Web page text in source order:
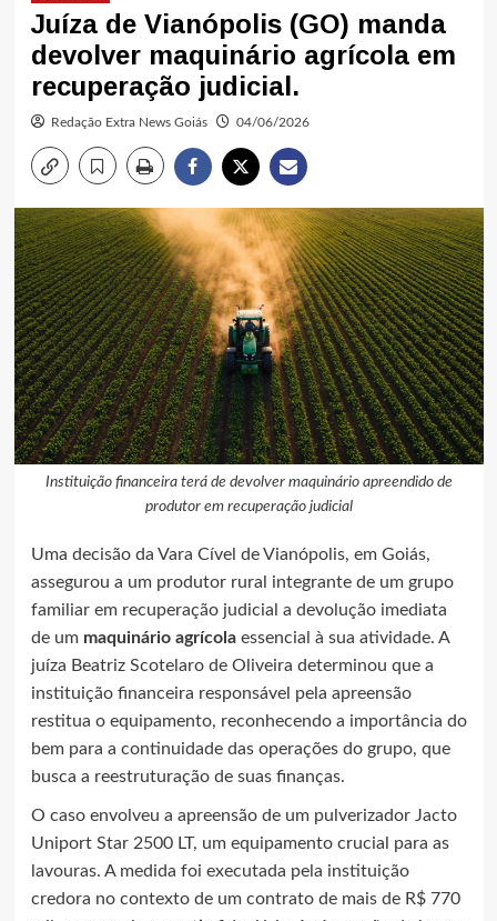
Juíza de Vianópolis (GO) manda
devolver maquinário agrícola em
recuperação judicial.
Redação Extra News Goiás 04/06/2026
Instituição financeira terá de devolver maquinário apreendido de
produtor em recuperação judicial
Uma decisão da Vara Cível de Vianópolis, em Goiás,
assegurou a um produtor rural integrante de um grupo
familiar em recuperação judicial a devolução imediata
de um maquinário agrícolaessencial à sua atividade. A
juíza Beatriz Scotelaro de Oliveira determinou que a
instituição financeira responsável pela apreensão
restitua o equipamento, reconhecendo a importância do
bem para a continuidade das operações do grupo, que
busca a reestruturação de suas finanças.
O caso envolveu a apreensão de um pulverizador Jacto
Uniport Star 2500 LT, um equipamento crucial para as
lavouras. A medida foi executada pela instituição
credora no contexto de um contrato de mais de R$ 770